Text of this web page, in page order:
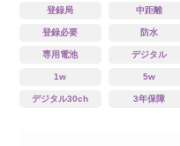
登録局 中距離
登録必要 防水
専用電池 デジタル
1w 5w
デジタル30ch 3年保障